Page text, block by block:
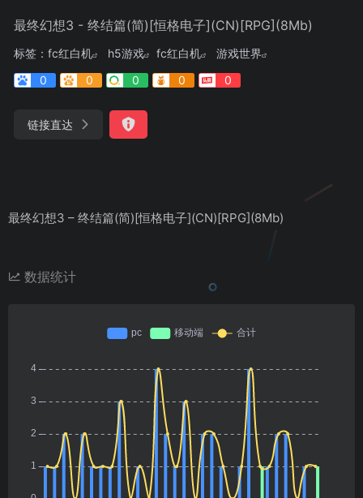
最终幻想3 - 终结篇(简)[恒格电子](CN)[RPG](8Mb)
标签： fc红白机 h5游戏 fc红白机
游戏世界
0
0 0 0 0
链接直达
最终幻想3 – 终结篇(简)[恒格电子](CN)[RPG](8Mb)
数据统计